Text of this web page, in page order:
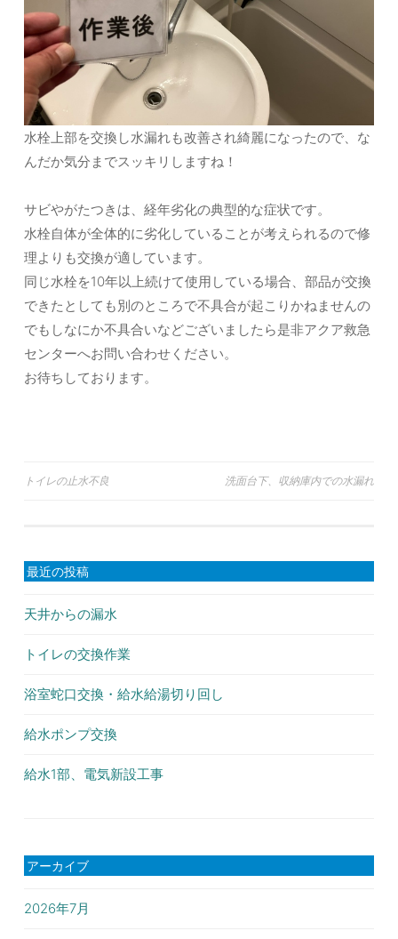
水栓上部を交換し水漏れも改善され綺麗になったので、な
んだか気分までスッキリしますね！
サビやがたつきは、経年劣化の典型的な症状です。
水栓自体が全体的に劣化していることが考えられるので修
理よりも交換が適しています。
同じ水栓を10年以上続けて使用している場合、部品が交換
できたとしても別のところで不具合が起こりかねませんの
でもしなにか不具合いなどございましたら是非アクア救急
センターへお問い合わせください。
お待ちしております。
投
ビ
ゲ
ー
ン
トイレの止水不良 洗面台下、収納庫内での水漏れ
最近の投稿
天井からの漏水
トイレの交換作業
浴室蛇口交換・給水給湯切り回し
給水ポンプ交換
給水1部、電気新設工事
アーカイブ
2026年7月